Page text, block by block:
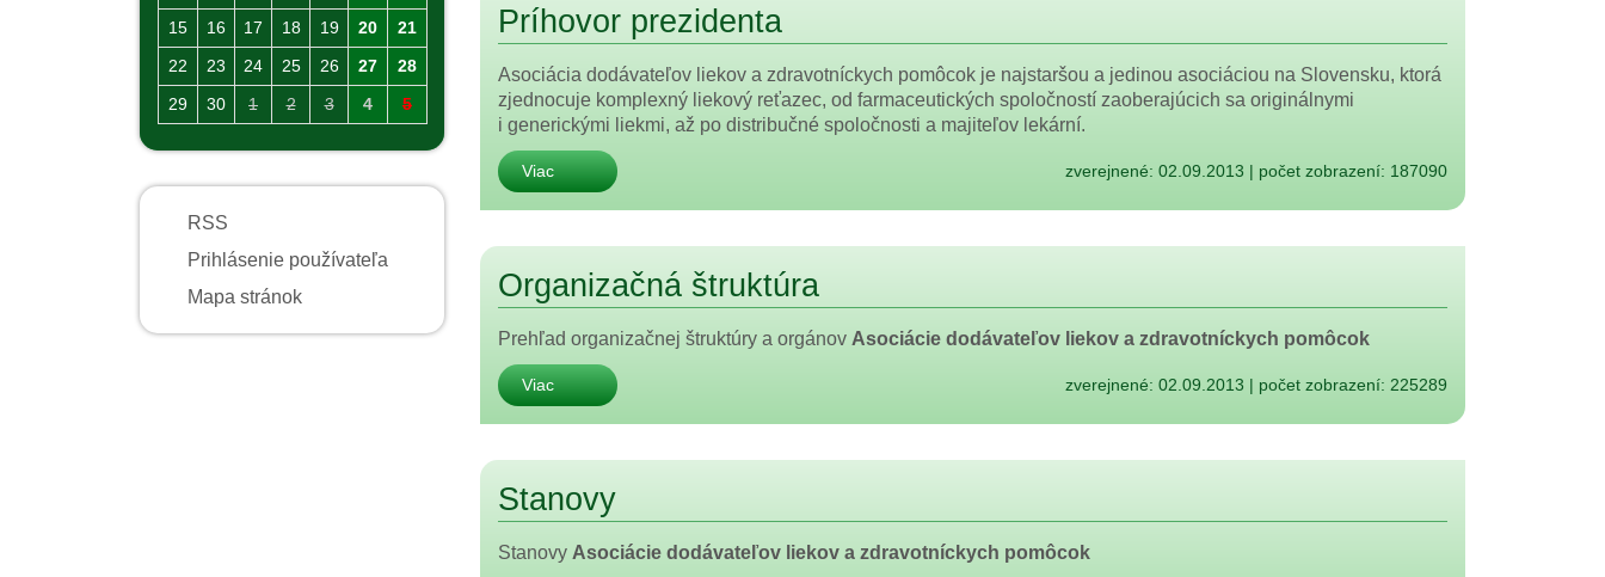
15
16 17 18 19 20
21
22
23 24 25 26 27
28
29
30 1 2 3 4 5
RSS
Prihlásenie používateľa
Mapa stránok
Príhovor prezidenta
Asociácia dodávateľov liekov a zdravotníckych pomôcok je najstaršou a jedinou asociáciou na Slovensku, ktorá
zjednocuje komplexný liekový reťazec, od farmaceutických spoločností zaoberajúcich sa originálnymi
i generickými liekmi, až po distribučné spoločnosti a majiteľov lekární.
Viac zverejnené: 02.09.2013 | počet zobrazení: 187090
Organizačná štruktúra
Prehľad organizačnej štruktúry a orgánov Asociácie dodávateľov liekov a zdravotníckych pomôcok
Viac zverejnené: 02.09.2013 | počet zobrazení: 225289
Stanovy
Stanovy Asociácie dodávateľov liekov a zdravotníckych pomôcok